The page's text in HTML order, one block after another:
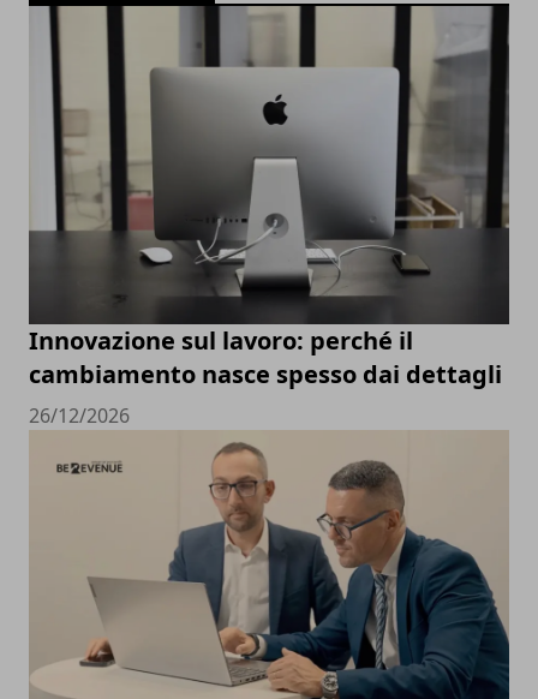
Innovazione sul lavoro: perché il
cambiamento nasce spesso dai dettagli
26/12/2026